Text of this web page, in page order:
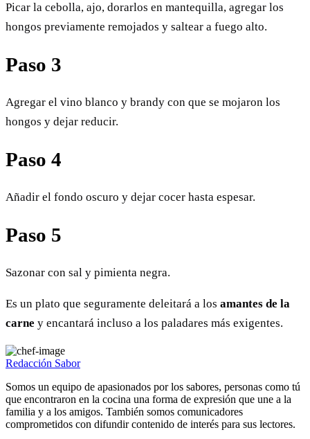
Picar la cebolla, ajo, dorarlos en mantequilla, agregar los
hongos previamente remojados y saltear a fuego alto.
Paso 3
Agregar el vino blanco y brandy con que se mojaron los
hongos y dejar reducir.
Paso 4
Añadir el fondo oscuro y dejar cocer hasta espesar.
Paso 5
Sazonar con sal y pimienta negra.
Es un plato que seguramente deleitará a los amantes de la
carne y encantará incluso a los paladares más exigentes.
Redacción Sabor
Somos un equipo de apasionados por los sabores, personas como tú
que encontraron en la cocina una forma de expresión que une a la
familia y a los amigos. También somos comunicadores
comprometidos con difundir contenido de interés para sus lectores.